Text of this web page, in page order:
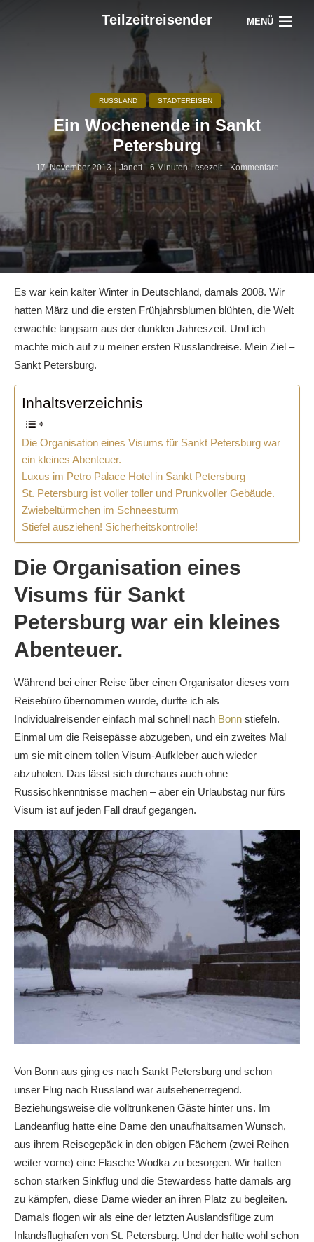
Teilzeitreisender MENÜ
RUSSLAND STÄDTEREISEN
Ein Wochenende in Sankt
Petersburg
17. November 2013 Janett 6 Minuten Lesezeit Kommentare
Es war kein kalter Winter in Deutschland, damals 2008. Wir
hatten März und die ersten Frühjahrsblumen blühten, die Welt
erwachte langsam aus der dunklen Jahreszeit. Und ich
machte mich auf zu meiner ersten Russlandreise. Mein Ziel –
Sankt Petersburg.
Inhaltsverzeichnis
Die Organisation eines Visums für Sankt Petersburg war
ein kleines Abenteuer.
Luxus im Petro Palace Hotel in Sankt Petersburg
St. Petersburg ist voller toller und Prunkvoller Gebäude.
Zwiebeltürmchen im Schneesturm
Stiefel ausziehen! Sicherheitskontrolle!
Die Organisation eines
Visums für Sankt
Petersburg war ein kleines
Abenteuer.
Während bei einer Reise über einen Organisator dieses vom
Reisebüro übernommen wurde, durfte ich als
Individualreisender einfach mal schnell nach Bonn stiefeln.
Einmal um die Reisepässe abzugeben, und ein zweites Mal
um sie mit einem tollen Visum-Aufkleber auch wieder
abzuholen. Das lässt sich durchaus auch ohne
Russischkenntnisse machen – aber ein Urlaubstag nur fürs
Visum ist auf jeden Fall drauf gegangen.
Von Bonn aus ging es nach Sankt Petersburg und schon
unser Flug nach Russland war aufsehenerregend.
Beziehungsweise die volltrunkenen Gäste hinter uns. Im
Landeanflug hatte eine Dame den unaufhaltsamen Wunsch,
aus ihrem Reisegepäck in den obigen Fächern (zwei Reihen
weiter vorne) eine Flasche Wodka zu besorgen. Wir hatten
schon starken Sinkflug und die Stewardess hatte damals arg
zu kämpfen, diese Dame wieder an ihren Platz zu begleiten.
Damals flogen wir als eine der letzten Auslandsflüge zum
Inlandsflughafen von St. Petersburg. Und der hatte wohl schon